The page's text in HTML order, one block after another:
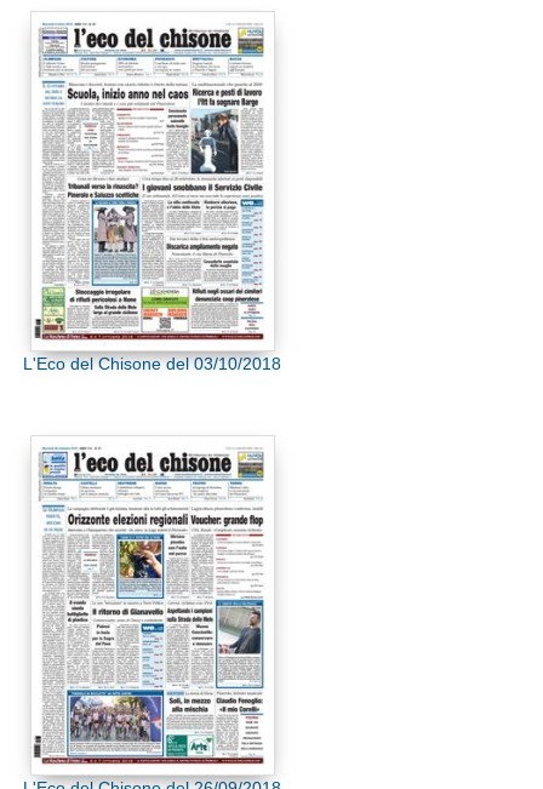
L'Eco del Chisone del 03/10/2018